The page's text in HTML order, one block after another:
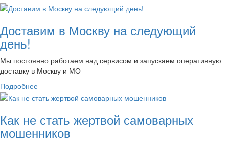
Доставим в Москву на следующий
день!
Мы постоянно работаем над сервисом и запускаем оперативную
доставку в Москву и МО
Подробнее
Как не стать жертвой самоварных
мошенников